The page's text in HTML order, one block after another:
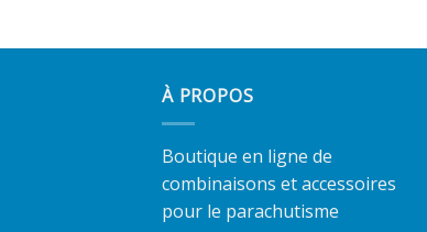
À PROPOS
Boutique en ligne de
combinaisons et accessoires
pour le parachutisme